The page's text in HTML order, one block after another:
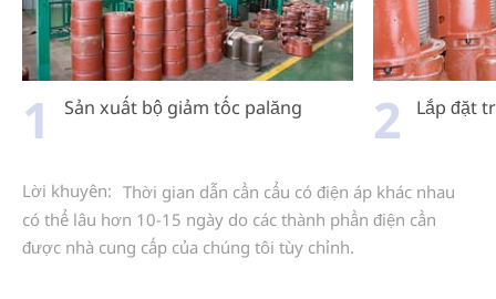
1 Sản xuất bộ giảm tốc palăng 2 Lắp đặt
Lời khuyên: Thời gian dẫn cần cẩu có điện áp khác nhau
có thể lâu hơn 10-15 ngày do các thành phần điện cần
được nhà cung cấp của chúng tôi tùy chỉnh.